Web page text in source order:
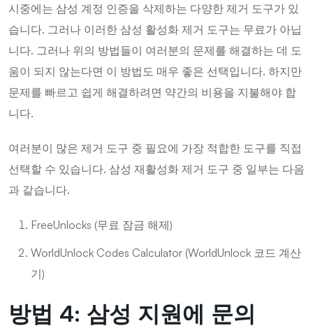
시중에는 삼성 계정 인증을 삭제하는 다양한 제거 도구가 있
습니다. 그러나 이러한 삼성 활성화 제거 도구는 무료가 아닙
니다. 그러나 위의 방법들이 여러분의 문제를 해결하는 데 도
움이 되지 않는다면 이 방법도 매우 좋은 선택입니다. 하지만
문제를 빠르고 쉽게 해결하려면 약간의 비용을 지불해야 합
니다.
여러분이 많은 제거 도구 중 필요에 가장 적합한 도구를 직접
선택할 수 있습니다. 삼성 재활성화 제거 도구 중 일부는 다음
과 같습니다.
FreeUnlocks (무료 잠금 해제)
WorldUnlock Codes Calculator (WorldUnlock 코드 계산
기)
방법 4: 삼성 지원에 문의